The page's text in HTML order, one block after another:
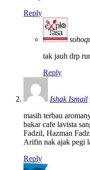
Reply
tak jauh drp
Reply
Ishak Ismail
masih terbau
bakar cafe lavista
Fadzil, Hazman
Arifin nak ajak pegi
Reply